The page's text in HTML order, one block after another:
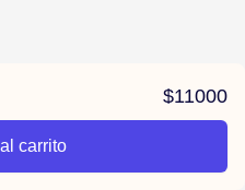
$11000
carrito